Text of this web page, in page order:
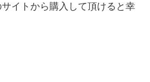
サイトから購入して頂けると幸